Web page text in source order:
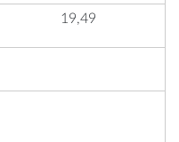
19,49